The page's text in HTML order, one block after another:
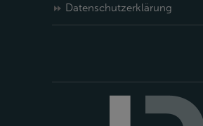
Datenschutzerklärung